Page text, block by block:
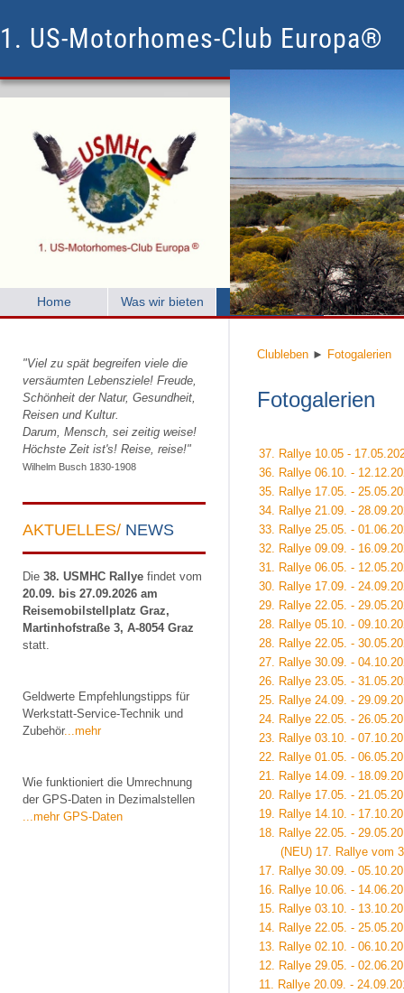
1. US-Motorhomes-Club Europa®
Home Was wir bieten Clubleben Mitglied
"Viel zu spät begreifen viele die
versäumten Lebensziele! Freude,
Schönheit der Natur, Gesundheit,
Reisen und Kultur.
Darum, Mensch, sei zeitig weise!
Höchste Zeit ist's! Reise, reise!"
Wilhelm Busch 1830-1908
AKTUELLES/ NEWS
Die 38. USMHC Rallye findet vom
20.09. bis 27.09.2026 am
Reisemobilstellplatz Graz,
Martinhofstraße 3, A-8054 Graz
statt.
Geldwerte Empfehlungstipps für
Werkstatt-Service-Technik und
Zubehör...mehr
Wie funktioniert die Umrechnung
der GPS-Daten in Dezimalstellen
...mehr GPS-Daten
Clubleben ► Fotogalerien
Fotogalerien
37. Rallye 10.05 -
36. Rallye 06.10. -
35. Rallye 17.05. -
34. Rallye 21.09. -
33. Rallye 25.05. -
32. Rallye 09.09. -
31. Rallye 06.05. -
30. Rallye 17.09. -
29. Rallye 22.05. -
28. Rallye 05.10. -
28. Rallye 22.05. -
27. Rallye 30.09. -
26. Rallye 23.05. -
25. Rallye 24.09. -
24. Rallye 22.05. -
23. Rallye 03.10. -
22. Rallye 01.05. -
21. Rallye 14.09. -
20. Rallye 17.05. -
19. Rallye 14.10. -
18. Rallye 22.05. -
(NEU) 17. Rallye vom
17. Rallye 30.09. -
16. Rallye 10.06. -
15. Rallye 03.10. -
14. Rallye 22.05. -
13. Rallye 02.10. -
12. Rallye 29.05. -
11. Rallye 20.09. -